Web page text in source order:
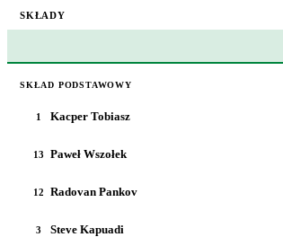
SKŁADY
SKŁAD PODSTAWOWY
1 Kacper Tobiasz
13 Paweł Wszołek
12 Radovan Pankov
3 Steve Kapuadi